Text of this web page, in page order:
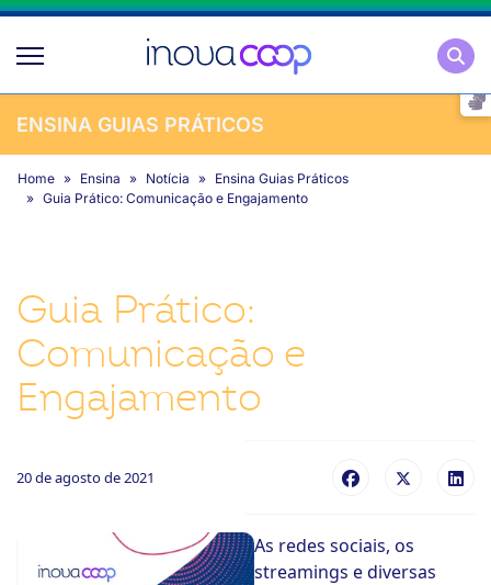
ENSINA GUIAS PRÁTICOS
Home Ensina Notícia
Ensina Guias Práticos
Guia Prático: Comunicação e Engajamento
Guia Prático:
Comunicação e
Engajamento
20 de agosto de 2021
As redes sociais, os
streamings e diversas